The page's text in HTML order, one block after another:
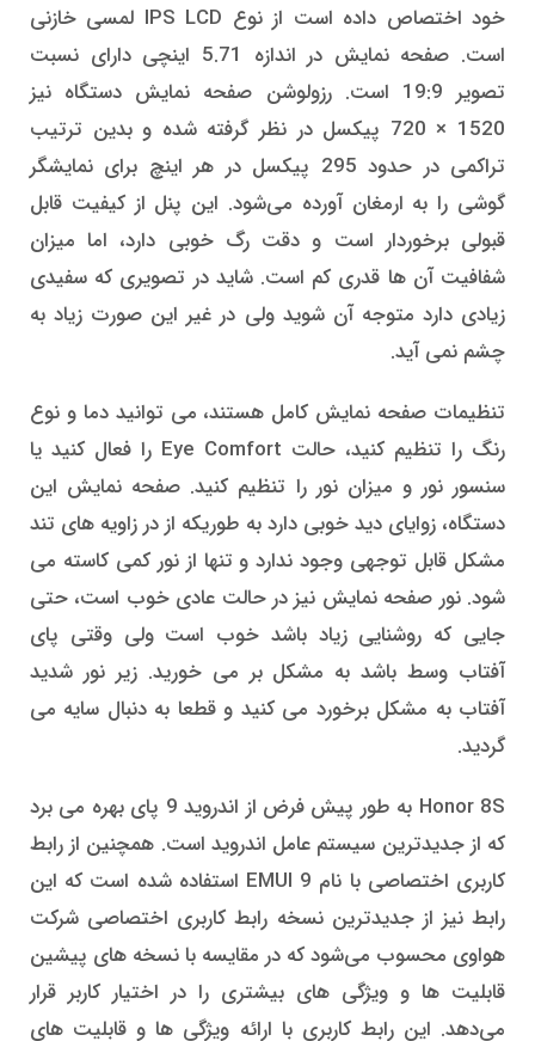
خود اختصاص داده است از نوع IPS LCD لمسی خازنی
است. صفحه نمایش در اندازه 5.71 اینچی دارای نسبت
تصویر 19:9 است. رزولوشن صفحه نمایش دستگاه نیز
1520 × 720 پیکسل در نظر گرفته شده و بدین ترتیب
تراکمی در حدود 295 پیکسل در هر اینچ برای نمایشگر
گوشی را به ارمغان آورده می‌شود. این پنل از کیفیت قابل
قبولی برخوردار است و دقت رگ خوبی دارد، اما میزان
شفافیت آن ها قدری کم است. شاید در تصویری که سفیدی
زیادی دارد متوجه آن شوید ولی در غیر این صورت زیاد به
چشم نمی آید.
تنظیمات صفحه نمایش کامل هستند، می توانید دما و نوع
رنگ را تنظیم کنید، حالت Eye Comfort را فعال کنید یا
سنسور نور و میزان نور را تنظیم کنید. صفحه نمایش این
دستگاه، زوایای دید خوبی دارد به طوریکه از در زاویه های تند
مشکل قابل توجهی وجود ندارد و تنها از نور کمی کاسته می
شود. نور صفحه نمایش نیز در حالت عادی خوب است، حتی
جایی که روشنایی زیاد باشد خوب است ولی وقتی پای
آفتاب وسط باشد به مشکل بر می خورید. زیر نور شدید
آفتاب به مشکل برخورد می کنید و قطعا به دنبال سایه می
گردید.
Honor 8S به طور پیش فرض از اندروید 9 پای بهره می برد
که از جدیدترین سیستم عامل اندروید است. همچنین از رابط
کاربری اختصاصی با نام EMUI 9 استفاده شده است که این
رابط نیز از جدیدترین نسخه رابط کاربری اختصاصی شرکت
هواوی محسوب می‌شود که در مقایسه با نسخه های پیشین
قابلیت ها و ویژگی های بیشتری را در اختیار کاربر قرار
می‌دهد. این رابط کاربری با ارائه ویژگی ها و قابلیت های